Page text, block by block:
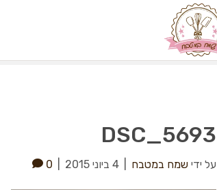
DSC_5693
על ידי שמח במטבח 4 ביוני 2015 0